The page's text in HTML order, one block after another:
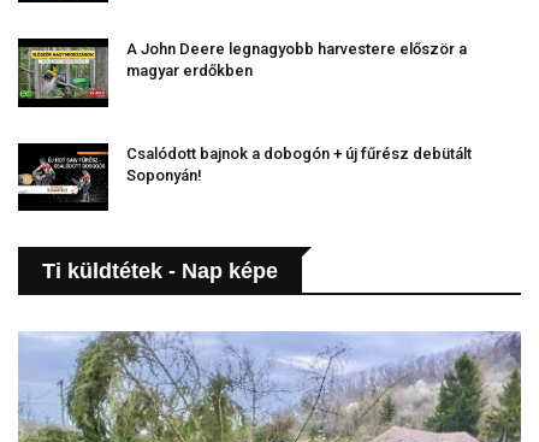
A John Deere legnagyobb harvestere először a
magyar erdőkben
Csalódott bajnok a dobogón + új fűrész debütált
Soponyán!
Ti küldtétek - Nap képe